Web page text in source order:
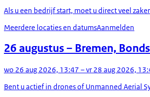
Als u een bedrijf start, moet u direct veel
Meerdere locaties en datumsAanmelden
26 augustus– Bremen,
wo 26 aug 2026, 13:47 – vr 28 aug 2026,
Bent u actief in drones of Unmanned Aerial